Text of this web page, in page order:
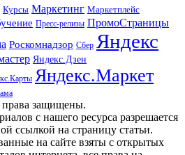
Курсы Маркетинг Маркетплейс
Пресс-релизы ПромоСтраницы
Роскомнадзор Сбер Яндекс
Яндекс.Дзен
Яндекс.Маркет
защищены.
с нашего ресурса разрешается
ссылкой на страницу статьи.
на сайте взяты с открытых